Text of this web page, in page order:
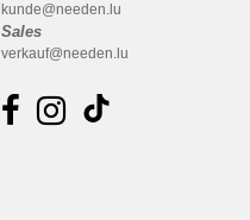
kunde@needen.lu
Sales
verkauf@needen.lu